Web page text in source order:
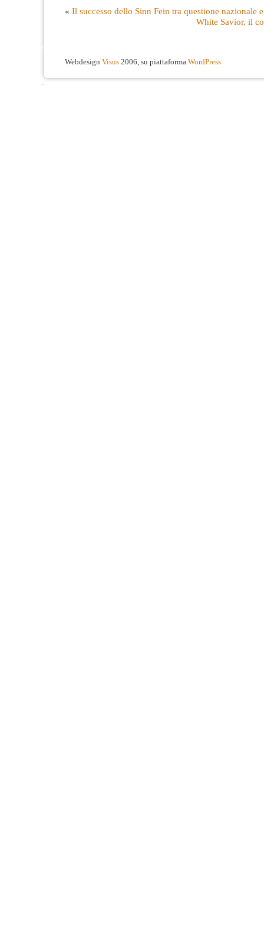
« Il successo dello Sinn Fein tra questione nazionale
White Savior, il
Webdesign Visus 2006, su piattaforma WordPress